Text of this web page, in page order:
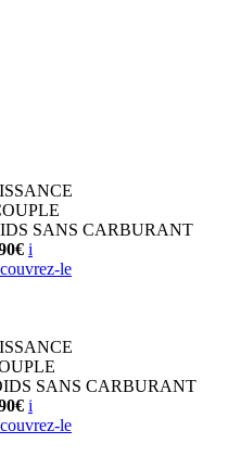
SANS CARBURANT
i
le
SANS CARBURANT
i
le